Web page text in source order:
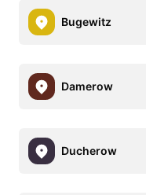
Bugewitz
Damerow
Ducherow